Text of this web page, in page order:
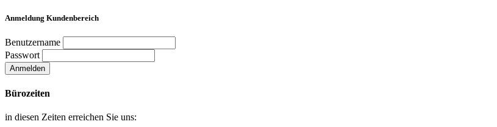
Anmeldung Kundenbereich
Benutzername
Passwort
Anmelden
Bürozeiten
in diesen Zeiten erreichen Sie uns: